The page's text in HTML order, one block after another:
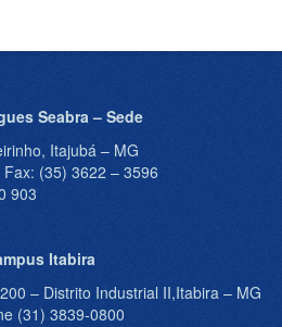
Seabra – Sede
Itajubá – MG
(35) 3622 – 3596
903
Itabira
– Distrito Industrial II,Itabira – MG
(31) 3839-0800